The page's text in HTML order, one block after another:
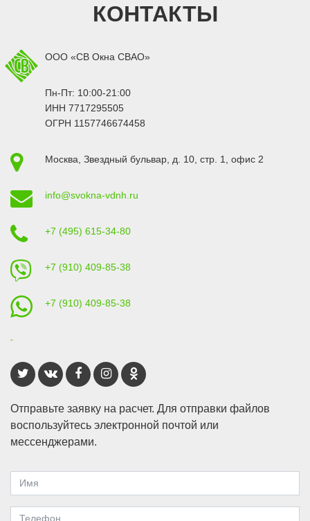
КОНТАКТЫ
ООО «СВ Окна СВАО»
Пн-Пт: 10:00-21:00
ИНН 7717295505
ОГРН 1157746674458
Москва Звездный бульвар, д. 10, стр. 1 , офис 2
info@svokna-vdnh.ru
+7 (495) 615-34-80
+7 (910) 409-85-38
+7 (910) 409-85-38
Отправьте заявку на расчет. Для отправки файлов
воспользуйтесь электронной почтой или
мессенджерами.